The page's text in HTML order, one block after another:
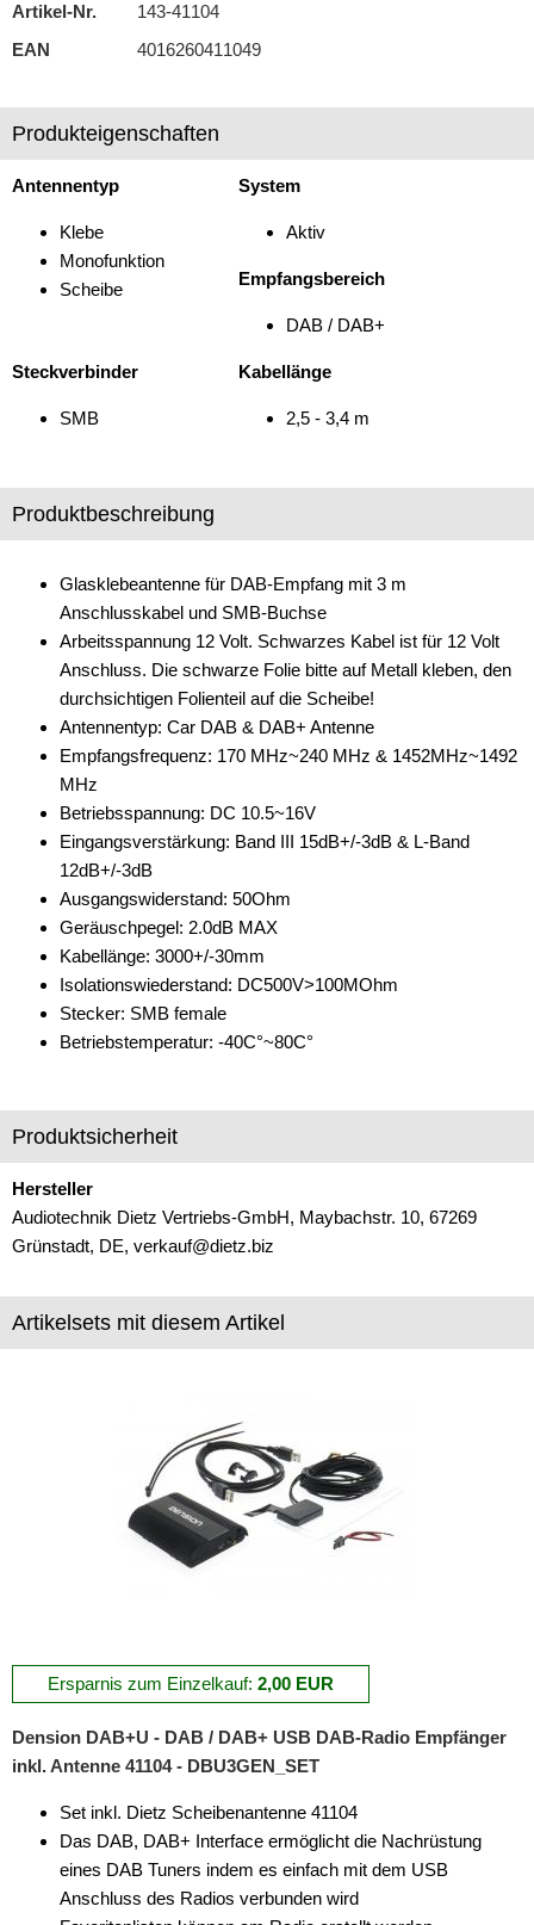
Lautsprecher
Navigationssysteme
Soundprozessoren
Artikel-Nr.
143-41104
EAN
4016260411049
Produkteigenschaften
Antennentyp
Klebe
Monofunktion
Scheibe
System
Aktiv
Empfangsbereich
DAB / DAB+
Steckverbinder
SMB
Kabellänge
2,5 - 3,4 m
Produktbeschreibung
Glasklebeantenne für DAB-Empfang mit 3 m
Anschlusskabel und SMB-Buchse
Arbeitsspannung 12 Volt. Schwarzes Kabel ist für 12 Volt
Anschluss. Die schwarze Folie bitte auf Metall kleben, den
durchsichtigen Folienteil auf die Scheibe!
Antennentyp: Car DAB & DAB+ Antenne
Empfangsfrequenz: 170 MHz~240 MHz & 1452MHz~1492
MHz
Betriebsspannung: DC 10.5~16V
Eingangsverstärkung: Band III 15dB+/-3dB & L-Band
12dB+/-3dB
Ausgangswiderstand: 50Ohm
Geräuschpegel: 2.0dB MAX
Kabellänge: 3000+/-30mm
Isolationswiederstand: DC500V>100MOhm
Stecker: SMB female
Betriebstemperatur: -40C°~80C°
Produktsicherheit
Hersteller
Audiotechnik Dietz Vertriebs-GmbH, Maybachstr. 10, 67269
Grünstadt, DE, verkauf@dietz.biz
Artikelsets mit diesem Artikel
Ersparnis zum Einzelkauf: 2,00 EUR
Dension DAB+U - DAB / DAB+ USB DAB-Radio Empfänger
inkl. Antenne 41104 - DBU3GEN_SET
Set inkl. Dietz Scheibenantenne 41104
Das DAB, DAB+ Interface ermöglicht die Nachrüstung
eines DAB Tuners indem es einfach mit dem USB
Anschluss des Radios verbunden wird